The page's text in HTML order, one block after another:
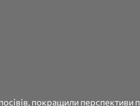
покращили перспективи